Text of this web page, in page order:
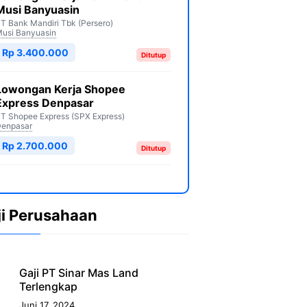
Banyuasin
Bank Mandiri Tbk (Persero)
Banyuasin
Ditutup
Rp 3.400.000
Kerja Shopee
Denpasar
Shopee Express (SPX Express)
Ditutup
Rp 2.700.000
Perusahaan
Gaji PT Sinar Mas Land
Terlengkap